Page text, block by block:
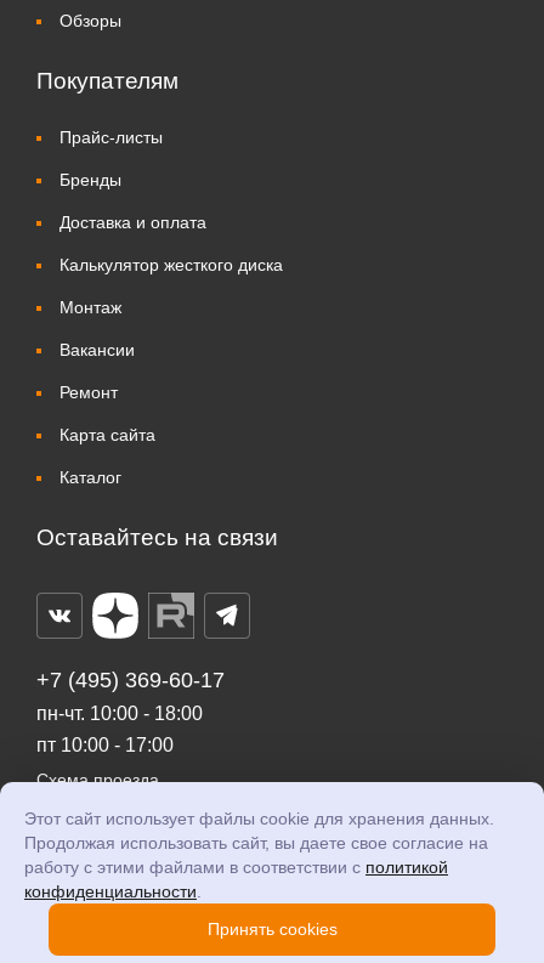
Обзоры
Покупателям
Прайс-листы
Бренды
Доставка и оплата
Калькулятор жесткого диска
Монтаж
Вакансии
Ремонт
Карта сайта
Каталог
Оставайтесь на связи
+7 (495) 369-60-17
пн-чт. 10:00 - 18:00
пт 10:00 - 17:00
Схема проезда
gisys@gisys.ru
© 2026 GI Systems
Политика конфиденциальности
Согласие на обработку персональных данных
Этот сайт использует файлы cookie для хранения данных.
Продолжая использовать сайт, вы даете свое согласие на
работу с этими файлами в соответствии с политикой
конфиденциальности
Принять cookies